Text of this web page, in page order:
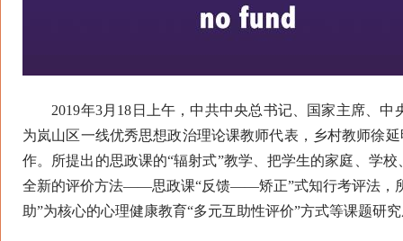
2019年3月18日上午，中共中央总书记、国家主席、中
为岚山区一线优秀思想政治理论课教师代表，乡村教师徐
作。所提出的思政课的“辐射式”教学、把学生的家庭、学
全新的评价方法——思政课“反馈——矫正”式知行考评法，
助”为核心的心理健康教育“多元互助性评价”方式等课题研